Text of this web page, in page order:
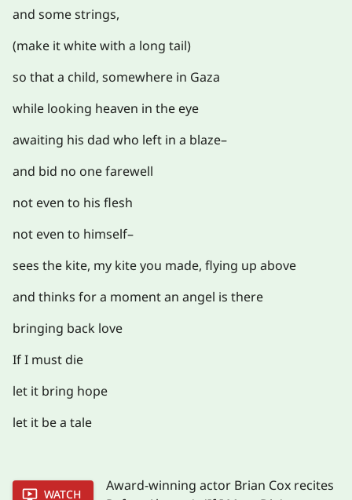
and some strings,
(make it white with a long tail)
so that a child, somewhere in Gaza
while looking heaven in the eye
awaiting his dad who left in a blaze–
and bid no one farewell
not even to his flesh
not even to himself–
sees the kite, my kite you made, flying up above
and thinks for a moment an angel is there
bringing back love
If I must die
let it bring hope
let it be a tale
WATCH
Award-winning actor Brian Cox recites